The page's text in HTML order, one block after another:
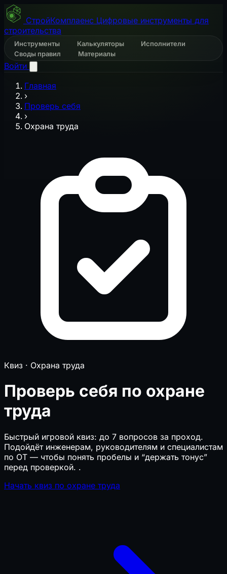
СтройКомплаенс Цифровые инструменты для
строительства
Инструменты Калькуляторы
Исполнители
Своды правил
Материалы
Войти
Главная
›
Проверь себя
›
Охрана труда
Квиз · Охрана труда
Проверь себя по охране
труда
Быстрый игровой квиз: до 7 вопросов за проход.
Подойдёт инженерам, руководителям и специалистам
по ОТ — чтобы понять пробелы и “держать тонус”
перед проверкой. .
Начать квиз по охране труда